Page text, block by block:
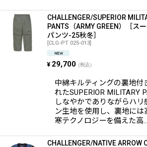
CHALLENGER/SUPERIOR
PANTS（ARMY GREEN）［ス
パンツ-25秋冬］
[CLG-PT 025-013]
¥ 29,700 (税込)
中綿キルティングの裏地付
れたSUPERIOR MILITARY
しなやかでありながらハリ
ン生地を使用し、裏地には
寒テクノロジーを備えた高…
CHALLENGER/NATIVE ARROW